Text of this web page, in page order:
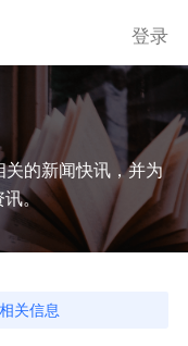
登录
关的新闻快讯，并为
讯。
关信息